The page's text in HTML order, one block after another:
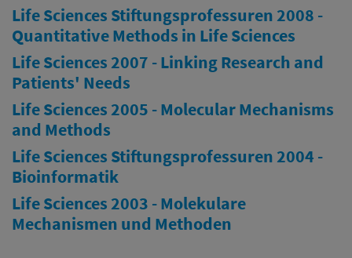
Life Sciences Stiftungsprofessuren 2008 -
Quantitative Methods in Life Sciences
Life Sciences 2007 - Linking Research and
Patients' Needs
Life Sciences 2005 - Molecular Mechanisms
and Methods
Life Sciences Stiftungsprofessuren 2004 -
Bioinformatik
Life Sciences 2003 - Molekulare
Mechanismen und Methoden